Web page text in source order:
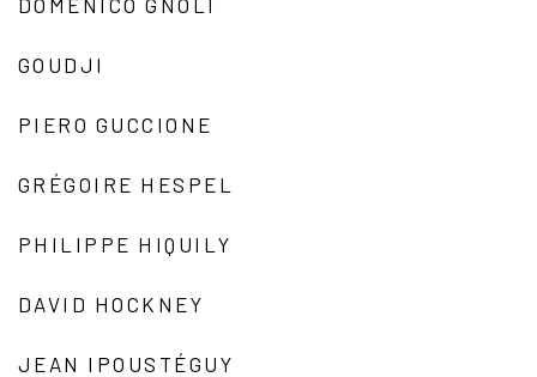
GOUDJI
PIERO GUCCIONE
GRÉGOIRE HESPEL
PHILIPPE HIQUILY
DAVID HOCKNEY
JEAN IPOUSTÉGUY